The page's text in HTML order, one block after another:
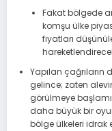
Fakat bölgede
komşu ülke
fiyatları
Yapılan
gelince; zaten
görülmeye
daha büyük bir
bölge ülkeleri idrak